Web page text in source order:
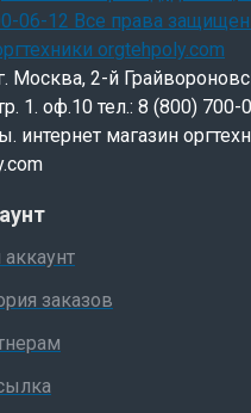
Москва, 2-й
1. оф.10 тел.: 8 (800)
интернет магазин
заказов